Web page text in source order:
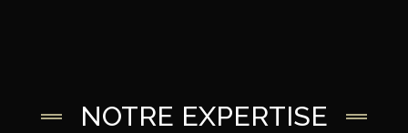
NOTRE EXPERTISE